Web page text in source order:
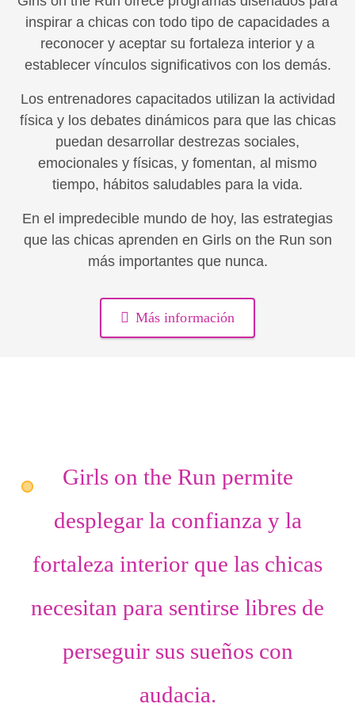
inspirar a chicas con todo tipo de capacidades a
reconocer y aceptar su fortaleza interior y a
establecer vínculos significativos con los demás.
Los entrenadores capacitados utilizan la actividad
física y los debates dinámicos para que las chicas
puedan desarrollar destrezas sociales,
emocionales y físicas, y fomentan, al mismo
tiempo, hábitos saludables para la vida.
En el impredecible mundo de hoy, las estrategias
que las chicas aprenden en Girls on the Run son
más importantes que nunca.
Más información
Girls on the Run permite
desplegar la confianza y la
fortaleza interior que las chicas
necesitan para sentirse libres de
perseguir sus sueños con
audacia.